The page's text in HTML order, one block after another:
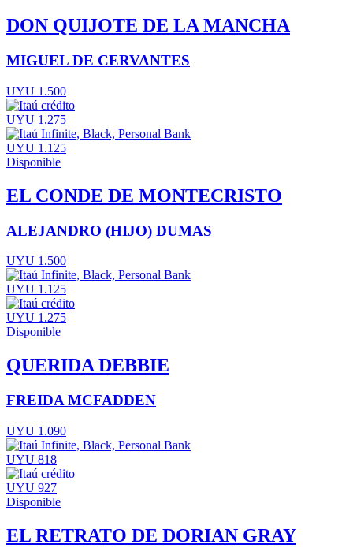
DON QUIJOTE DE LA MANCHA
MIGUEL DE CERVANTES
UYU 1.500
UYU 1.275
UYU 1.125
Disponible
EL CONDE DE MONTECRISTO
ALEJANDRO (HIJO) DUMAS
UYU 1.500
UYU 1.125
UYU 1.275
Disponible
QUERIDA DEBBIE
FREIDA MCFADDEN
UYU 1.090
UYU 818
UYU 927
Disponible
EL RETRATO DE DORIAN GRAY